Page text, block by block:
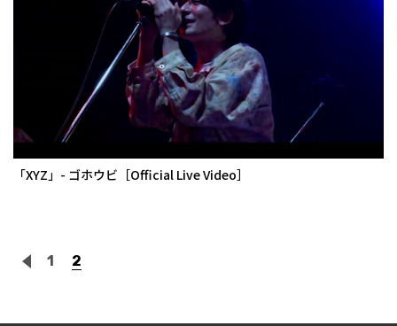
「XYZ」- ゴホウビ［Official Live Video］
1 2